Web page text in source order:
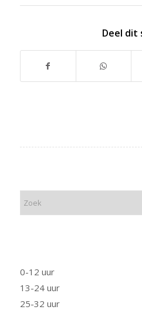
Deel dit
0-12 uur
13-24 uur
25-32 uur